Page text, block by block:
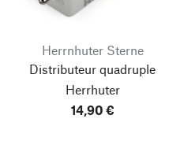
Herrnhuter Sterne
Distributeur quadruple
Herrhuter
14,90 €